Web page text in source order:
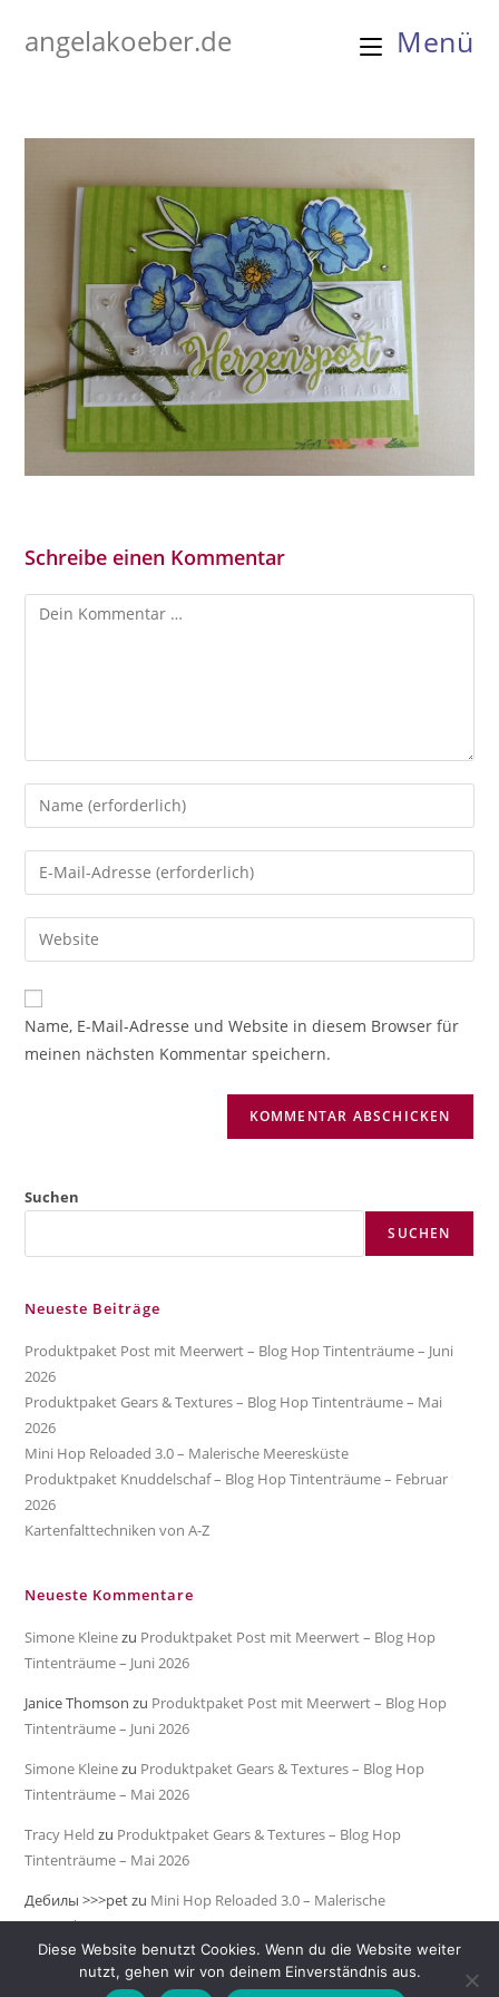
Inhaltangelakoeber.de Menü
Schreibe einen Kommentar
Kommentar
Gib
deinen
Namen
oder
zum
Kommentieren
ein
Gib
deine
E-
Mail-
zum
Kommentieren
ein
Gib
deine
Website-
URL
Name, E-Mail-Adresse und Website in diesem Browser für
meinen nächsten Kommentar speichern.
Suchen
SUCHEN
Neueste Beiträge
Produktpaket Post mit Meerwert – Blog Hop Tintenträume – Juni
2026
Produktpaket Gears & Textures – Blog Hop Tintenträume – Mai
2026
Mini Hop Reloaded 3.0 – Malerische Meeresküste
Produktpaket Knuddelschaf – Blog Hop Tintenträume – Februar
2026
Kartenfalttechniken von A-Z
Neueste Kommentare
Simone Kleinezu Produktpaket Post mit Meerwert – Blog Hop
Tintenträume – Juni 2026
Janice Thomson zu Produktpaket Post mit Meerwert – Blog Hop
Tintenträume – Juni 2026
Simone Kleinezu Produktpaket Gears & Textures – Blog Hop
Tintenträume – Mai 2026
Tracy Held zu Produktpaket Gears & Textures – Blog Hop
Tintenträume – Mai 2026
Дебилы >>>petzu Mini Hop Reloaded 3.0 – Malerische
Meeresküste
Diese Website benutzt Cookies. Wenn du die Website weiter
nutzt, gehen wir von deinem Einverständnis aus.